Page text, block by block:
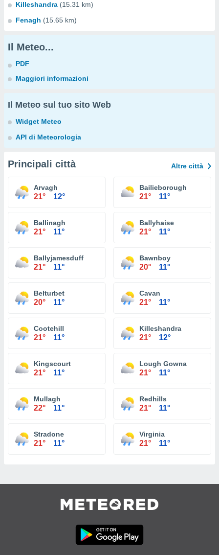
Killeshandra (15.31 km)
Fenagh (15.65 km)
Il Meteo...
PDF
Maggiori informazioni
Il Meteo sul tuo sito Web
Widget Meteo
API di Meteorologia
Principali città Altre città
Arvagh
21° 12°
Bailieborough
21° 11°
Ballinagh
21° 11°
Ballyhaise
21° 11°
Ballyjamesduff
21° 11°
Bawnboy
20° 11°
Belturbet
20° 11°
Cavan
21° 11°
Cootehill
21° 11°
Killeshandra
21° 12°
Kingscourt
21° 11°
Lough Gowna
21° 11°
Mullagh
22° 11°
Redhills
21° 11°
Stradone
21° 11°
Virginia
21° 11°